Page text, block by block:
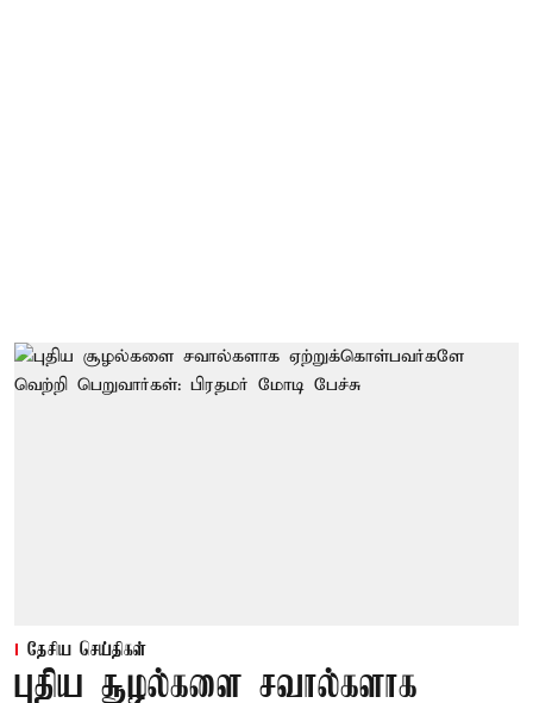
தேசிய செய்திகள்
புதிய சூழல்களை சவால்களாக